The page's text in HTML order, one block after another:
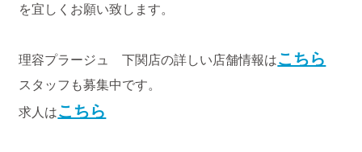
を宜しくお願い致します。
理容プラージュ 下関店の詳しい店舗情報はこちら
スタッフも募集中です。
求人はこちら